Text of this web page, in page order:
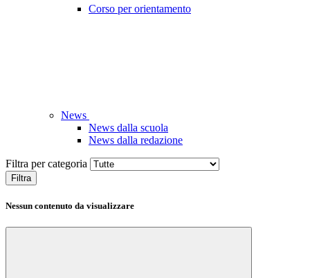
Corso per orientamento
News
News dalla scuola
News dalla redazione
Filtra per categoria
Filtra
Nessun contenuto da visualizzare